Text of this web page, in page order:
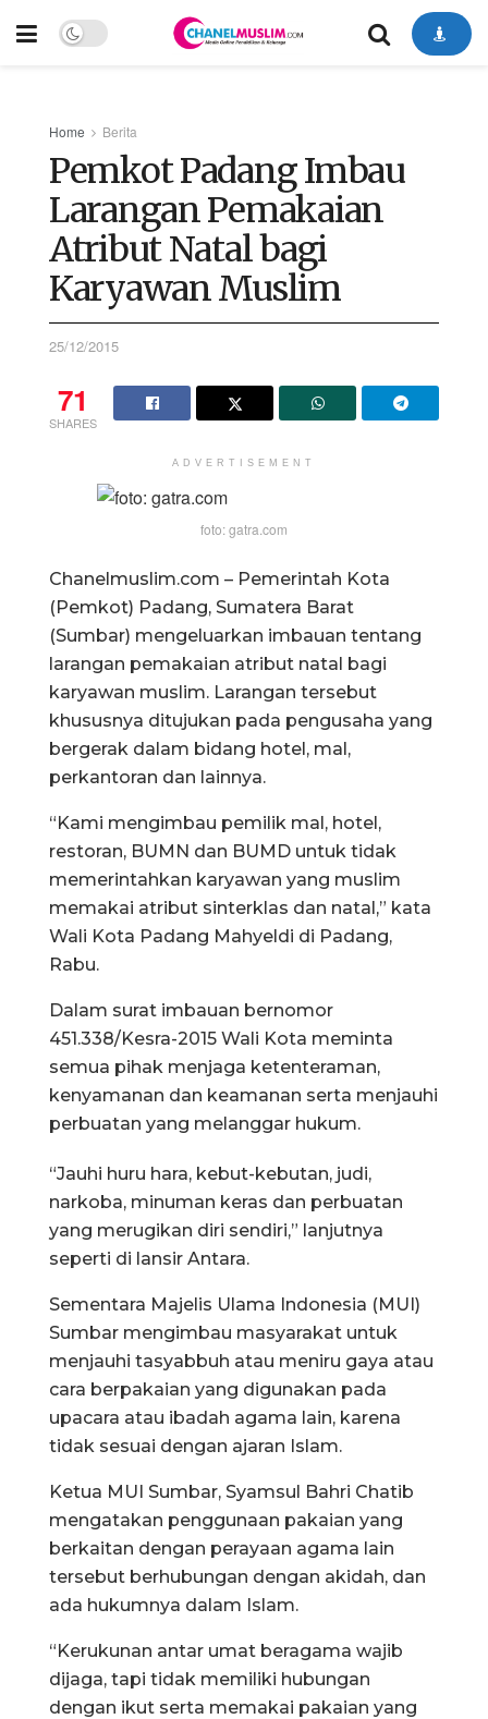
Home Berita
Pemkot Padang Imbau
Larangan Pemakaian
Atribut Natal bagi
Karyawan Muslim
25/12/2015
71
SHARES
ADVERTISEMENT
foto: gatra.com
Chanelmuslim.com – Pemerintah Kota
(Pemkot) Padang, Sumatera Barat
(Sumbar) mengeluarkan imbauan tentang
larangan pemakaian atribut natal bagi
karyawan muslim. Larangan tersebut
khususnya ditujukan pada pengusaha yang
bergerak dalam bidang hotel, mal,
perkantoran dan lainnya.
“Kami mengimbau pemilik mal, hotel,
restoran, BUMN dan BUMD untuk tidak
memerintahkan karyawan yang muslim
memakai atribut sinterklas dan natal,” kata
Wali Kota Padang Mahyeldi di Padang,
Rabu.
Dalam surat imbauan bernomor
451.338/Kesra-2015 Wali Kota meminta
semua pihak menjaga ketenteraman,
kenyamanan dan keamanan serta menjauhi
perbuatan yang melanggar hukum.
“Jauhi huru hara, kebut-kebutan, judi,
narkoba, minuman keras dan perbuatan
yang merugikan diri sendiri,” lanjutnya
seperti di lansir Antara.
Sementara Majelis Ulama Indonesia (MUI)
Sumbar mengimbau masyarakat untuk
menjauhi tasyabbuh atau meniru gaya atau
cara berpakaian yang digunakan pada
upacara atau ibadah agama lain, karena
tidak sesuai dengan ajaran Islam.
Ketua MUI Sumbar, Syamsul Bahri Chatib
mengatakan penggunaan pakaian yang
berkaitan dengan perayaan agama lain
tersebut berhubungan dengan akidah, dan
ada hukumnya dalam Islam.
“Kerukunan antar umat beragama wajib
dijaga, tapi tidak memiliki hubungan
dengan ikut serta memakai pakaian yang